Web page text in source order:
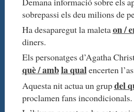
sobrepassi els deu milions de
Ha desaparegut la maletaon /
diners.
Els personatges d’Agatha
què / ambla qualencerten
Aquesta nit actua un grupdel
proclamen fans incondicionals.